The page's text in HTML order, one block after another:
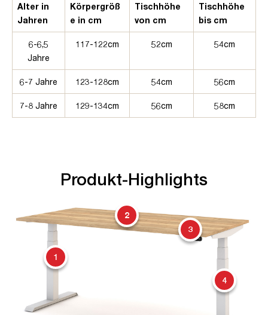
Alter in
Jahren
Körpergröß
e in cm
Tischhöhe
von cm
Tischhöhe
bis cm
6-6,5
Jahre
117-122cm 52cm 54cm
6-7 Jahre 123-128cm 54cm 56cm
7-8 Jahre 129-134cm 56cm 58cm
Produkt-Highlights
1
2
3
4